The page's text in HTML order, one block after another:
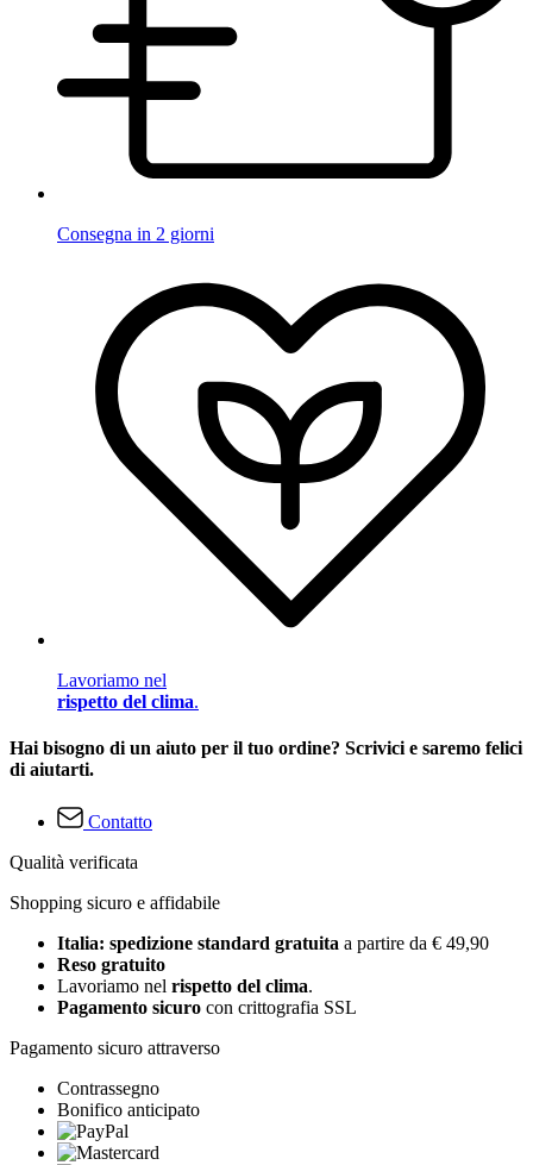
Consegna in 2 giorni
Lavoriamo nel
rispetto del clima.
Hai bisogno di un aiuto per il tuo ordine? Scrivici e saremo felici
di aiutarti.
Contatto
Qualità verificata
Shopping sicuro e affidabile
Italia: spedizione standard gratuita a partire da € 49,90
Reso gratuito
Lavoriamo nel rispetto del clima.
Pagamento sicuro con crittografia SSL
Pagamento sicuro attraverso
Contrassegno
Bonifico anticipato